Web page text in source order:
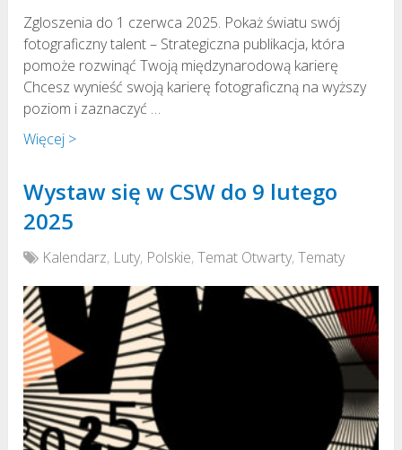
Zgloszenia do 1 czerwca 2025. Pokaż światu swój
fotograficzny talent – Strategiczna publikacja, która
pomoże rozwinąć Twoją międzynarodową karierę
Chcesz wynieść swoją karierę fotograficzną na wyższy
poziom i zaznaczyć …
Więcej >
Wystaw się w CSW do 9 lutego
2025
Kalendarz, Luty, Polskie,Temat Otwarty,Tematy